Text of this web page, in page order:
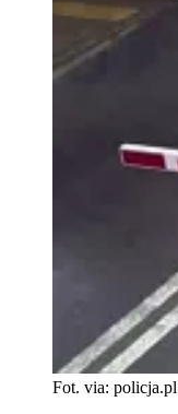
Fot. via: policja.pl